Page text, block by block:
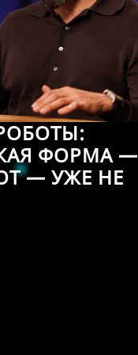
ФОРМА —
— УЖЕ НЕ